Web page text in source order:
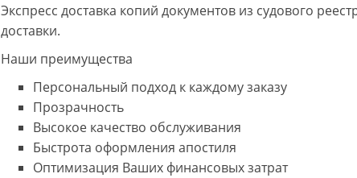
Экспресс доставка копий документов из судового
доставки.
Наши преимущества
Персональный подход к каждому заказу
Прозрачность
Высокое качество обслуживания
Быстрота оформления апостиля
Оптимизация Ваших финансовых затрат